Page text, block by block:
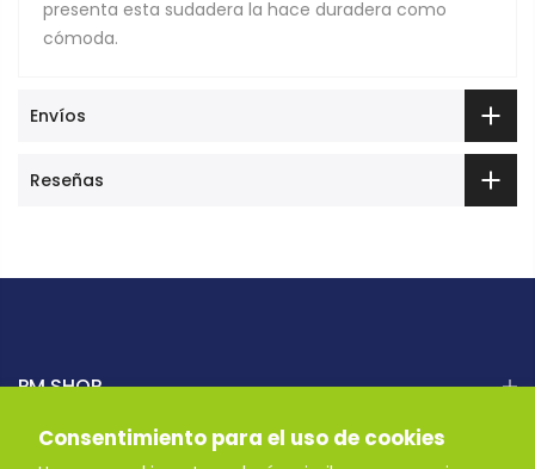
Consentimiento para el uso de cookies
presenta esta sudadera la hace duradera como
cómoda.
Envíos
Reseñas
PM SHOP
AYUDA